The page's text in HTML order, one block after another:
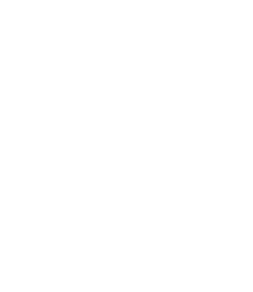
وفي السياق
أوروبا،
برد كثيفة
الغزيرة